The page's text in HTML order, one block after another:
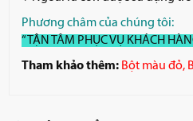
Phương châm của chúng tôi:
“TẬN TÂM PHỤC VỤ KHÁCH
Tham khảo thêm: Bột màu đỏ,